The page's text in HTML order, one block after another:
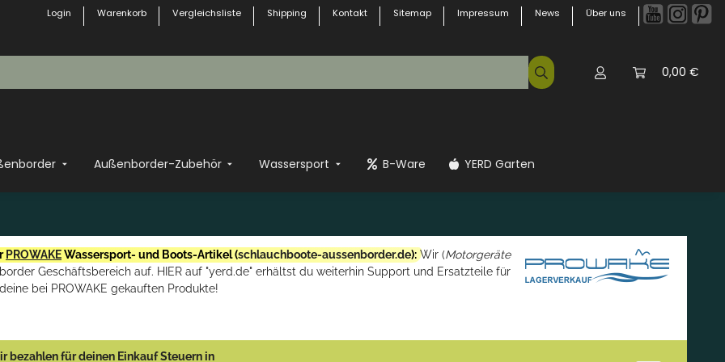
Login Warenkorb Vergleichsliste Shipping Kontakt Sitemap Impressum News Über uns
0,00 €
Außenborder-Zubehör Wassersport B-Ware YERD Garten
PROWAKEWassersport- und Boots-Artikel (schlauchboote-aussenborder.de): Wir (Motorgeräte
Geschäftsbereich auf. HIER auf "yerd.de" erhältst du weiterhin Support und Ersatzteile für
deine bei PROWAKE gekauften Produkte!
bezahlen für deinen Einkauf Steuern in